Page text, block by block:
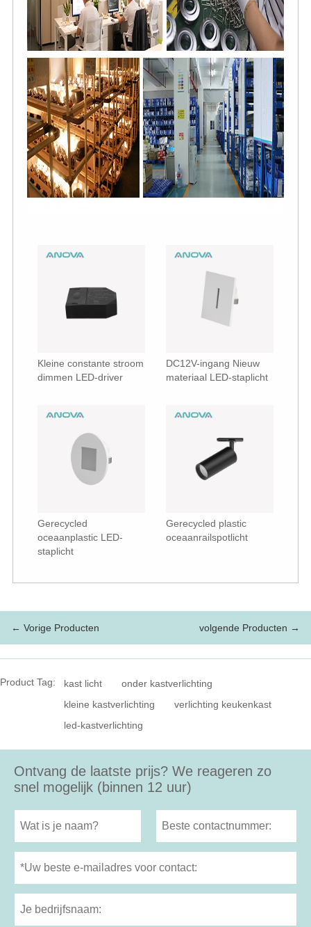
Kleine constante stroom
dimmen LED-driver
DC12V-ingang Nieuw
materiaal LED-staplicht
Gerecycled
oceaanplastic LED-
staplicht
Gerecycled plastic
oceaanrailspotlicht
← Vorige Producten volgende Producten →
Product Tag: kast licht
onder kastverlichting
kleine kastverlichting
verlichting keukenkast
led-kastverlichting
Ontvang de laatste prijs? We reageren zo
snel mogelijk (binnen 12 uur)